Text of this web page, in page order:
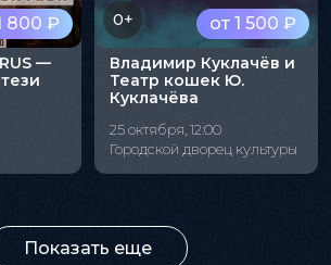
800 ₽
—
от 1 500 ₽
0+
Владимир Куклачёв и
Театр кошек Ю.
Куклачёва
25 октября, 12:00
Городской дворец культуры
Показать еще